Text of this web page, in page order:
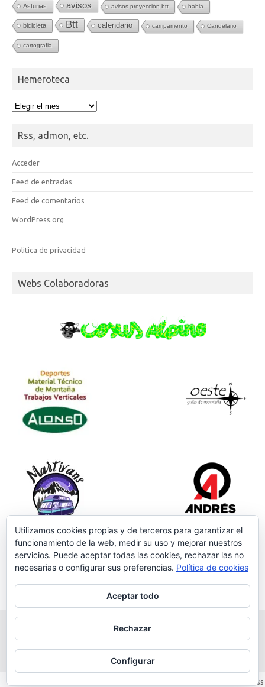
Asturias avisos avisos proyección btt babia
bicicleta Btt calendario campamento Candelario
cartografia
Hemeroteca
Hemeroteca
Rss, admon, etc.
Acceder
Feed de entradas
Feed de comentarios
WordPress.org
Politica de privacidad
Webs Colaboradoras
Grupo Salmantino de Montaña
Av. Juan Pablo II, 24, 1ª planta. Tejares. Salamanca
Wordpress
Utilizamos cookies propias y de terceros para garantizar el
funcionamiento de la web, medir su uso y mejorar nuestros
servicios. Puede aceptar todas las cookies, rechazar las no
necesarias o configurar sus preferencias. Política de cookies
Aceptar todo
Rechazar
Configurar